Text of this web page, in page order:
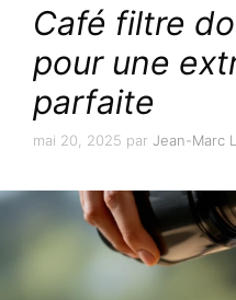
Café filtre
pour une
parfaite
mai 20, 2025 par Jean-Marc